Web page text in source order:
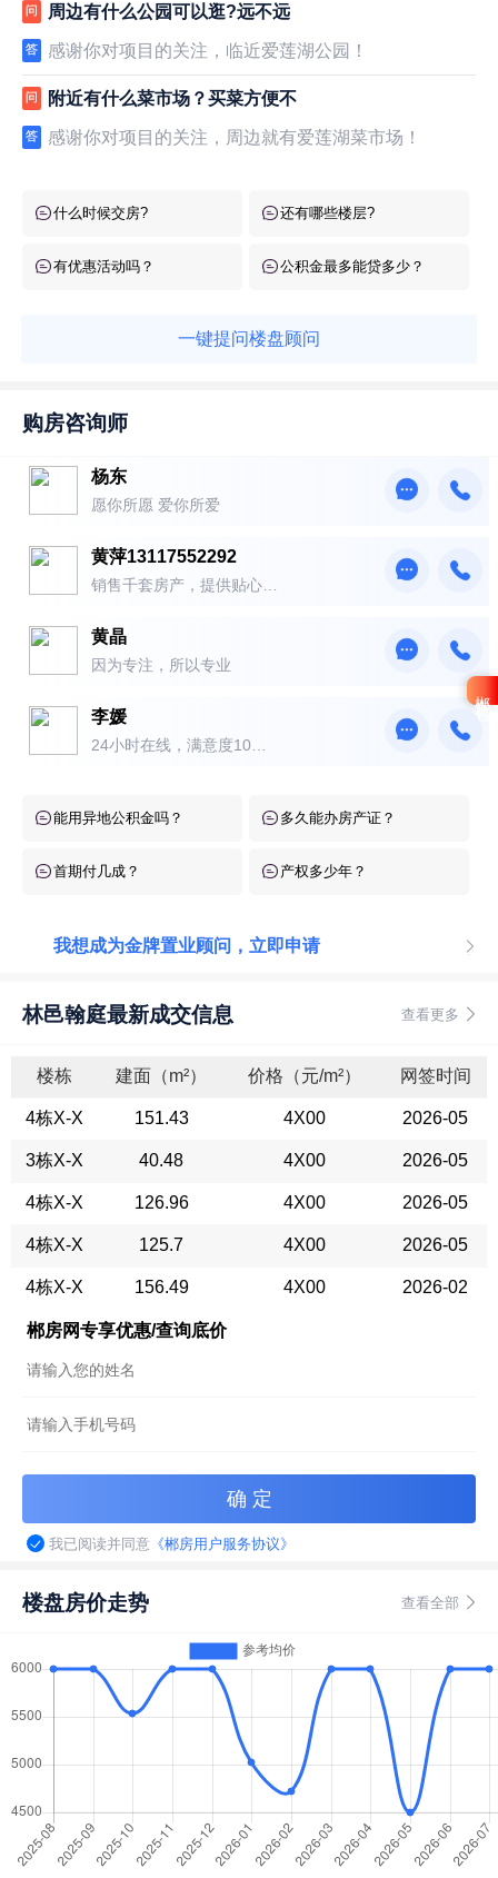
问 周边有什么公园可以逛?远不远
答 感谢你对项目的关注，临近爱莲湖公园！
问 附近有什么菜市场？买菜方便不
答 感谢你对项目的关注，周边就有爱莲湖菜市场！
什么时候交房? 还有哪些楼层?
有优惠活动吗？ 公积金最多能贷多少？
一键提问楼盘顾问
购房咨询师
杨东
愿你所愿 爱你所爱
黄萍13117552292
销售千套房产，提供贴心服
黄晶
因为专注，所以专业
李媛
24小时在线，满意度10
能用异地公积金吗？ 多久能办房产证？
首期付几成？ 产权多少年？
我想成为金牌置业顾问，立即申请
林邑翰庭最新成交信息 查看更多
楼栋 建面（m²） 价格（元/m²） 网签时间
4栋X-X 151.43 4X00 2026-05
3栋X-X 40.48 4X00 2026-05
4栋X-X 126.96 4X00 2026-05
4栋X-X 125.7 4X00 2026-05
4栋X-X 156.49 4X00 2026-02
郴房网专享优惠/查询底价
我已阅读并同意 《郴房用户服务协议》
楼盘房价走势 查看全部